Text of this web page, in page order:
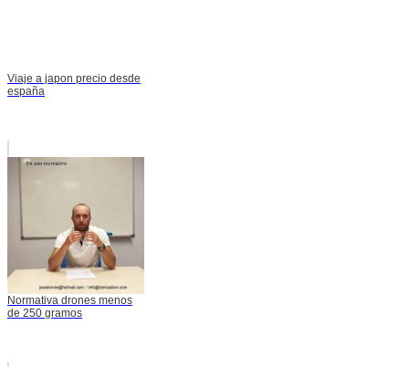
Viaje a japon precio desde
españa
Normativa drones menos
de 250 gramos